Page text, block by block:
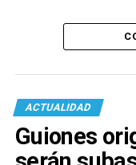
ACTUALIDAD
Guiones